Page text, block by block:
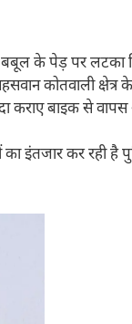
के पेड़ पर लटका
कोतवाली
कराए बाइक से
इंतजार कर रही है